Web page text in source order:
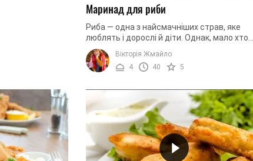
Маринад для риби
Риба — одна з найсмачніших страв, яке
люблять і дорослі й діти. Однак, мало хто
знає, що правильний маринад може навіть
найпростішу рибу перетворити ...
Вікторія Жмайло
4
40 5